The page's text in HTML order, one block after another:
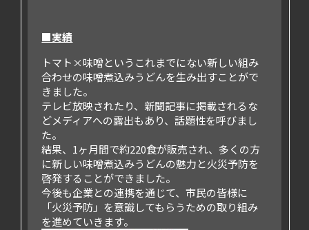
■実績
トマト×味噌というこれまでにない新しい組み
合わせの味噌煮込みうどんを生み出すことがで
きました。
テレビ放映されたり、新聞記事に掲載されるな
どメディアへの露出もあり、話題性を呼びまし
た。
結果、1ヶ月間で約220食が販売され、多くの方
に新しい味噌煮込みうどんの魅力と火災予防を
啓発することができました。
今後も企業との連携を通じて、市民の皆様に
「火災予防」を意識してもらうための取り組み
を進めていきます。